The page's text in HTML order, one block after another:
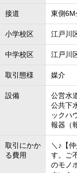
接道 東側6M
小学校区 江戸川
中学校区 江戸川
取引態様 媒介
設備
公営水
公共下
ックハ
報器（
取引にかか
る費用
＼♪【
す。ご
のモノ